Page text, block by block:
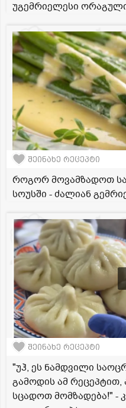
უგემრიელესი
შეინახე რეცეპტი
როგორ მოვამზადოთ
სოუსში - ძალიან
შეინახე რეცეპტი
"უჰ, ეს ნამდვილი
გამოდის ამ
სცადოთ მომზადება!"